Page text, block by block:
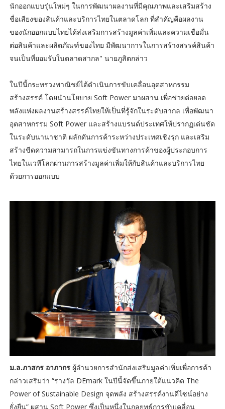
นักออกแบบรุ่นใหม่ๆ ในการพัฒนาผลงานที่มีคุณภาพและเสริมสร้าง
ชื่อเสียงของสินค้าและบริการไทยในตลาดโลก ที่สำคัญคือผลงาน
ของนักออกแบบไทยได้ส่งเสริมการสร้างมูลค่าเพิ่มและความเชื่อมั่น
ต่อสินค้าและผลิตภัณฑ์ของไทย มีพัฒนาการในการสร้างสรรค์สินค้า
จนเป็นที่ยอมรับในตลาดสากล" นายภูสิตกล่าว
ในปีนี้กระทรวงพาณิชย์ได้ดำเนินการขับเคลื่อนอุตสาหกรรม
สร้างสรรค์ โดยนำนโยบาย Soft Power มาผสาน เพื่อช่วยต่อยอด
พลังแห่งผลงานสร้างสรรค์ไทยให้เป็นที่รู้จักในระดับสากล เพื่อพัฒนา
อุตสาหกรรม Soft Power และสร้างแบรนด์ประเทศให้ปรากฏเด่นชัด
ในระดับนานาชาติ ผลักดันการค้าระหว่างประเทศเชิงรุก และเสริม
สร้างขีดความสามารถในการแข่งขันทางการค้าของผู้ประกอบการ
ไทยในเวทีโลกผ่านการสร้างมูลค่าเพิ่มให้กับสินค้าและบริการไทย
ด้วยการออกแบบ
ม.ล.ภาสกร อาภากรผู้อำนวยการสำนักส่งเสริมมูลค่าเพิ่มเพื่อการค้า
กล่าวเสริมว่า “รางวัล DEmark ในปีนี้จัดขึ้นภายใต้แนวคิด The
Power of Sustainable Design จุดพลัง สร้างสรรค์งานดีไซน์อย่าง
ยั่งยืน” ผสาน Soft Power ซึ่งเป็นหนึ่งในกลยุทธ์การขับเคลื่อน